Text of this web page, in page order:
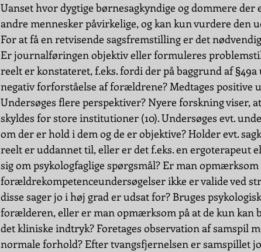
Uanset hvor dygtige børnesagkyndige og dommere der
andre mennesker påvirkelige, og kan kun vurdere den
For at få en retvisende sagsfremstilling er det
Er journalføringen objektiv eller formuleres
reelt er konstateret, f.eks. fordi der på baggrund af
negativ forforståelse af forældrene? Medtages positive
Undersøges flere perspektiver? Nyere forskning viser,
skyldes for store institutioner (10). Undersøges evt.
om der er hold i dem og de er objektive? Holder evt.
reelt er uddannet til, eller er det f.eks. en ergoterapeut
sig om psykologfaglige spørgsmål? Er man
forældrekompetenceundersøgelser ikke er valide ved
disse sager jo i høj grad er udsat for? Bruges
forælderen, eller er man opmærksom på at de kun kan
det kliniske indtryk? Foretages observation af samspil
normale forhold? Efter tvangsfjernelsen er samspillet